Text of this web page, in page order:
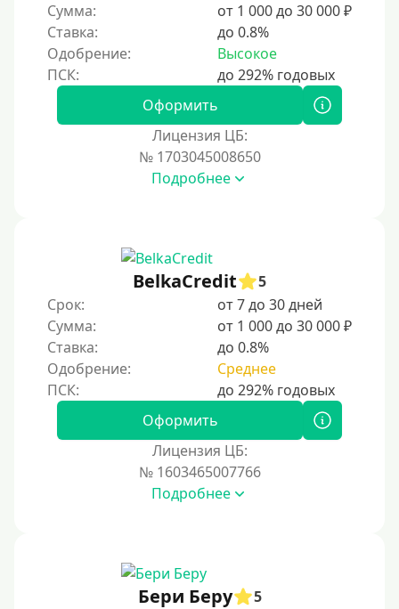
Сумма:
от 1 000 до 30 000 ₽
Ставка:
до 0.8%
Одобрение:
Высокое
Оформить
Лицензия ЦБ:
№ 1703045008650
Подробнее
BelkaCredit
5
Срок:
от 7 до 30 дней
Сумма:
от 1 000 до 30 000 ₽
Ставка:
до 0.8%
Одобрение:
Среднее
Оформить
Лицензия ЦБ:
№ 1603465007766
Подробнее
Бери Беру
5